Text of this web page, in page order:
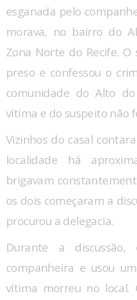
esganada pelo
morava, no bairro do
Zona Norte do Recife.
preso e confessou o
comunidade do Alto
vítima e do suspeito não
Vizinhos do casal
localidade há
brigavam
os dois começaram a
procurou a delegacia.
Durante a
companheira e usou
vítima morreu no local.